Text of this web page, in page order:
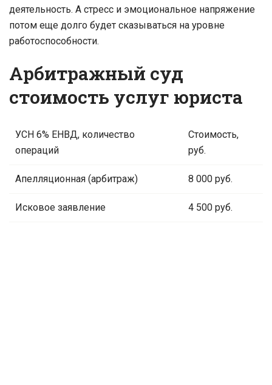
деятельность. А стресс и эмоциональное напряжение
потом еще долго будет сказываться на уровне
работоспособности.
Арбитражный суд
стоимость услуг юриста
УСН 6% ЕНВД, количество
операций
Стоимость,
руб.
Апелляционная (арбитраж) 8 000 руб.
Исковое заявление 4 500 руб.